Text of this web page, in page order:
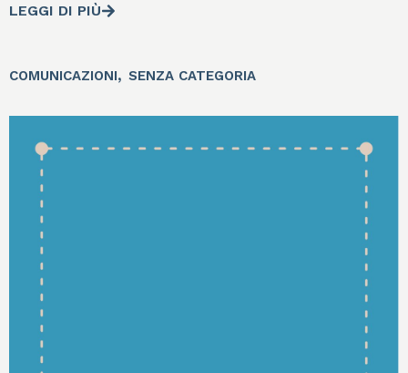
LEGGI DI PIÙ
COMUNICAZIONI, SENZA CATEGORIA